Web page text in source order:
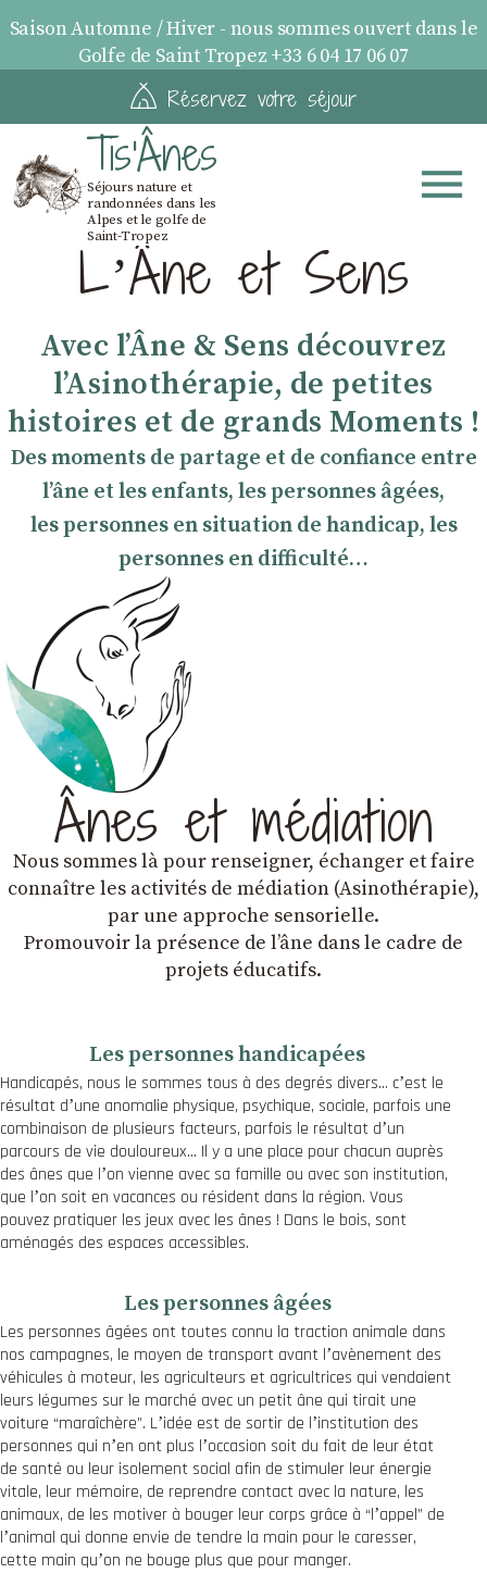
Saison Automne / Hiver - nous sommes ouvert dans le
Golfe de Saint Tropez +33 6 04 17 06 07
Réservez votre séjour
Tis'Ânes
Séjours nature et
randonnées dans les
Alpes et le golfe de
Saint-Tropez
LʼÂne et Sens
Avec lʼÂne & Sens découvrez
lʼAsinothérapie, de petites
histoires et de grands Moments !
Des moments de partage et de confiance entre
l’âne et les enfants, les personnes âgées,
les personnes en situation de handicap, les
personnes en difficulté…
Ânes et médiation
Nous sommes là pour renseigner, échanger et faire
connaître les activités de médiation (Asinothérapie),
par une approche sensorielle.
Promouvoir la présence de lʼâne dans le cadre de
projets éducatifs.
Les personnes handicapées
Handicapés, nous le sommes tous à des degrés divers… cʼest le
résultat dʼune anomalie physique, psychique, sociale, parfois une
combinaison de plusieurs facteurs, parfois le résultat dʼun
parcours de vie douloureux… Il y a une place pour chacun auprès
des ânes que lʼon vienne avec sa famille ou avec son institution,
que lʼon soit en vacances ou résident dans la région. Vous
pouvez pratiquer les jeux avec les ânes ! Dans le bois, sont
aménagés des espaces accessibles.
Les personnes âgées
Les personnes âgées ont toutes connu la traction animale dans
nos campagnes, le moyen de transport avant lʼavènement des
véhicules à moteur, les agriculteurs et agricultrices qui vendaient
leurs légumes sur le marché avec un petit âne qui tirait une
voiture “maraîchère”. Lʼidée est de sortir de lʼinstitution des
personnes qui nʼen ont plus lʼoccasion soit du fait de leur état
de santé ou leur isolement social afin de stimuler leur énergie
vitale, leur mémoire, de reprendre contact avec la nature, les
animaux, de les motiver à bouger leur corps grâce à “lʼappel” de
lʼanimal qui donne envie de tendre la main pour le caresser,
cette main quʼon ne bouge plus que pour manger.